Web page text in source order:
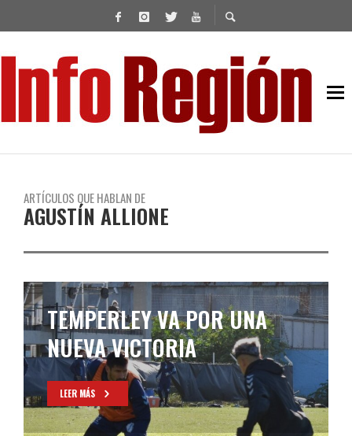
ARTÍCULOS QUE HABLAN DE
AGUSTÍN ALLIONE
TEMPERLEY VA POR UNA
NUEVA VICTORIA
LEER MÁS